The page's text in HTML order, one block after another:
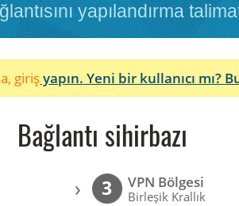
yapılandırma
girişyapın. Yeni bir kullanıcı mı?
Bağlantı sihirbazı
› 3 VPN Bölgesi
Birleşik Krallık